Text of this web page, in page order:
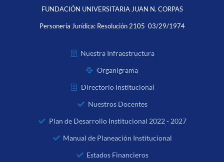
FUNDACIÓN UNIVERSITARIA JUAN N. CORPAS
Personería Jurídica: Resolución 2105 03/29/1974
Nuestra Infraestructura
Organigrama
Directorio Institucional
Nuestros Docentes
Plan de Desarrollo Institucional 2022 - 2027
Manual de Planeación Institucional
Estados Financieros